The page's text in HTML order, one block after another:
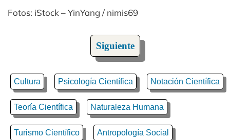
Fotos: iStock – YinYang / nimis69
Siguiente
Cultura Psicología Científica Notación Científica
Teoría Científica Naturaleza Humana
Turismo Científico Antropología Social